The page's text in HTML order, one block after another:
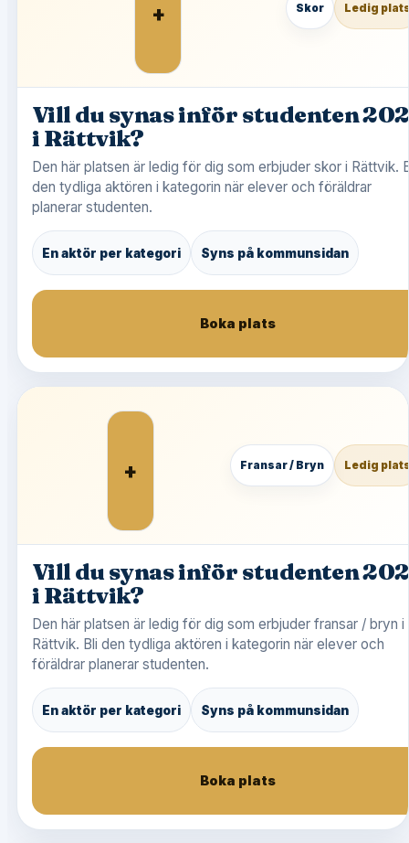
+ Skor Ledig
Vill du synas inför studenten
i Rättvik?
Den här platsen är ledig för dig som erbjuder skor i Rättvik.
den tydliga aktören i kategorin när elever och föräldrar
planerar studenten.
En aktör per kategori Syns på kommunsidan
Boka plats
+ Fransar / Bryn Ledig
Vill du synas inför studenten
i Rättvik?
Den här platsen är ledig för dig som erbjuder fransar / bryn i
Rättvik. Bli den tydliga aktören i kategorin när elever och
föräldrar planerar studenten.
En aktör per kategori Syns på kommunsidan
Boka plats